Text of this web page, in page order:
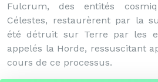
Fulcrum, des entités
Célestes, restaurèrent par la
été détruit sur Terre par les
appelés la Horde, ressuscitant
cours de ce processus.